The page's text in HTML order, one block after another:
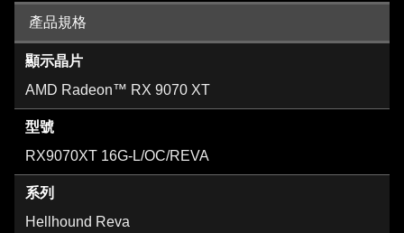
產品規格
顯示晶片
AMD Radeon™ RX 9070 XT
型號
RX9070XT 16G-L/OC/REVA
系列
Hellhound Reva